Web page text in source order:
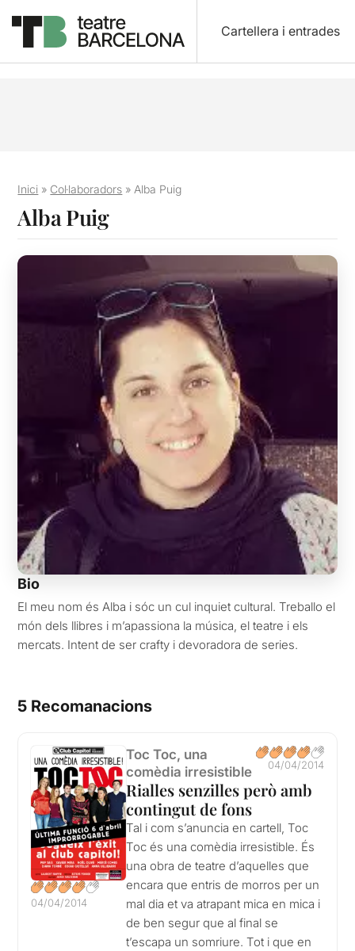
Cartellera i entrades
Inici » Col·laboradors » Alba Puig
Alba Puig
Bio
El meu nom és Alba i sóc un cul inquiet cultural. Treballo el
món dels llibres i m’apassiona la música, el teatre i els
mercats. Intent de ser crafty i devoradora de series.
5 Recomanacions
04/04/2014
Toc Toc, una
comèdia irresistible
04/04/2014
Rialles senzilles però amb
contingut de fons
Tal i com s’anuncia en cartell, Toc
Toc és una comèdia irresistible. És
una obra de teatre d’aquelles que
encara que entris de morros per un
mal dia et va atrapant mica en mica i
de ben segur que al final se
t’escapa un somriure. Tot i que en